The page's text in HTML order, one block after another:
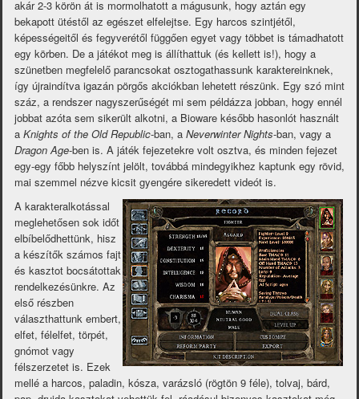
akár 2-3 körön át is mormolhatott a mágusunk, hogy aztán egy
bekapott ütéstől az egészet elfelejtse. Egy harcos szintjétől,
képességeitől és fegyverétől függően egyet vagy többet is támadhatott
egy körben. De a játékot meg is állíthattuk (és kellett is!), hogy a
szünetben megfelelő parancsokat osztogathassunk karaktereinknek,
így újraindítva igazán pörgős akciókban lehetett részünk. Egy szó mint
száz, a rendszer nagyszerűségét mi sem példázza jobban, hogy ennél
jobbat azóta sem sikerült alkotni, a Bioware később hasonlót használt
a Knights of the Old Republic-ban, a Neverwinter Nights-ban, vagy a
Dragon Age-ben is. A játék fejezetekre volt osztva, és minden fejezet
egy-egy főbb helyszínt jelölt, továbbá mindegyikhez kaptunk egy rövid,
mai szemmel nézve kicsit gyengére sikeredett videót is.
A karakteralkotással
meglehetősen sok időt
elbíbelődhettünk, hisz
a készítők számos fajt
és kasztot bocsátottak
rendelkezésünkre. Az
első részben
választhattunk embert,
elfet, félelfet, törpét,
gnómot vagy
félszerzetet is. Ezek
mellé a harcos, paladin, kósza, varázsló (rögtön 9 féle), tolvaj, bárd,